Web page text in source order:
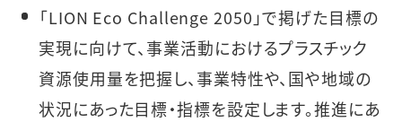
「LION Eco Challenge 2050」で掲げた目標の
実現に向けて、事業活動におけるプラスチック
資源使用量を把握し、事業特性や、国や地域の
状況にあった目標・指標を設定します。推進にあ